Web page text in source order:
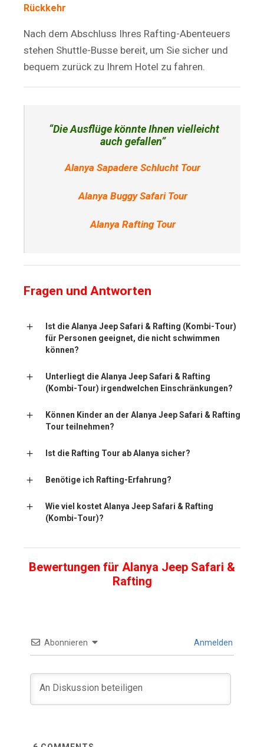
Rückkehr
Nach dem Abschluss Ihres Rafting-Abenteuers
stehen Shuttle-Busse bereit, um Sie sicher und
bequem zurück zu Ihrem Hotel zu fahren.
“Die Ausflüge könnte Ihnen vielleicht
auch gefallen”
Alanya Sapadere Schlucht Tour
Alanya Buggy Safari Tour
Alanya Rafting Tour
Fragen und Antworten
Ist die Alanya Jeep Safari & Rafting (Kombi-Tour)
für Personen geeignet, die nicht schwimmen
können?
Unterliegt die Alanya Jeep Safari & Rafting
(Kombi-Tour) irgendwelchen Einschränkungen?
Können Kinder an der Alanya Jeep Safari & Rafting
Tour teilnehmen?
Ist die Rafting Tour ab Alanya sicher?
Benötige ich Rafting-Erfahrung?
Wie viel kostet Alanya Jeep Safari & Rafting
(Kombi-Tour)?
Bewertungen für Alanya Jeep Safari &
Rafting
Abonnieren Anmelden